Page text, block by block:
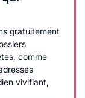
gratuitement
comme
vivifiant,